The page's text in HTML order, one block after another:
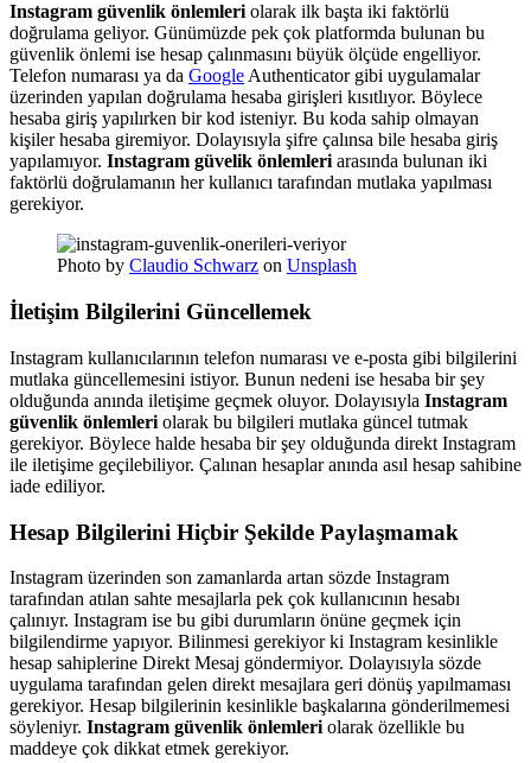
Instagram güvenlik önlemleri olarak ilk başta iki faktörlü
doğrulama geliyor. Günümüzde pek çok platformda bulunan bu
güvenlik önlemi ise hesap çalınmasını büyük ölçüde engelliyor.
Telefon numarası ya da Google Authenticator gibi uygulamalar
üzerinden yapılan doğrulama hesaba girişleri kısıtlıyor. Böylece
hesaba giriş yapılırken bir kod isteniyr. Bu koda sahip olmayan
kişiler hesaba giremiyor. Dolayısıyla şifre çalınsa bile hesaba giriş
yapılamıyor. Instagram güvelik önlemleri arasında bulunan iki
faktörlü doğrulamanın her kullanıcı tarafından mutlaka yapılması
gerekiyor.
Photo by Claudio Schwarz on Unsplash
İletişim Bilgilerini Güncellemek
Instagram kullanıcılarının telefon numarası ve e-posta gibi bilgilerini
mutlaka güncellemesini istiyor. Bunun nedeni ise hesaba bir şey
olduğunda anında iletişime geçmek oluyor. Dolayısıyla Instagram
güvenlik önlemleri olarak bu bilgileri mutlaka güncel tutmak
gerekiyor. Böylece halde hesaba bir şey olduğunda direkt Instagram
ile iletişime geçilebiliyor. Çalınan hesaplar anında asıl hesap sahibine
iade ediliyor.
Hesap Bilgilerini Hiçbir Şekilde Paylaşmamak
Instagram üzerinden son zamanlarda artan sözde Instagram
tarafından atılan sahte mesajlarla pek çok kullanıcının hesabı
çalınıyr. Instagram ise bu gibi durumların önüne geçmek için
bilgilendirme yapıyor. Bilinmesi gerekiyor ki Instagram kesinlikle
hesap sahiplerine Direkt Mesaj göndermiyor. Dolayısıyla sözde
uygulama tarafından gelen direkt mesajlara geri dönüş yapılmaması
gerekiyor. Hesap bilgilerinin kesinlikle başkalarına gönderilmemesi
söyleniyr. Instagram güvenlik önlemleri olarak özellikle bu
maddeye çok dikkat etmek gerekiyor.